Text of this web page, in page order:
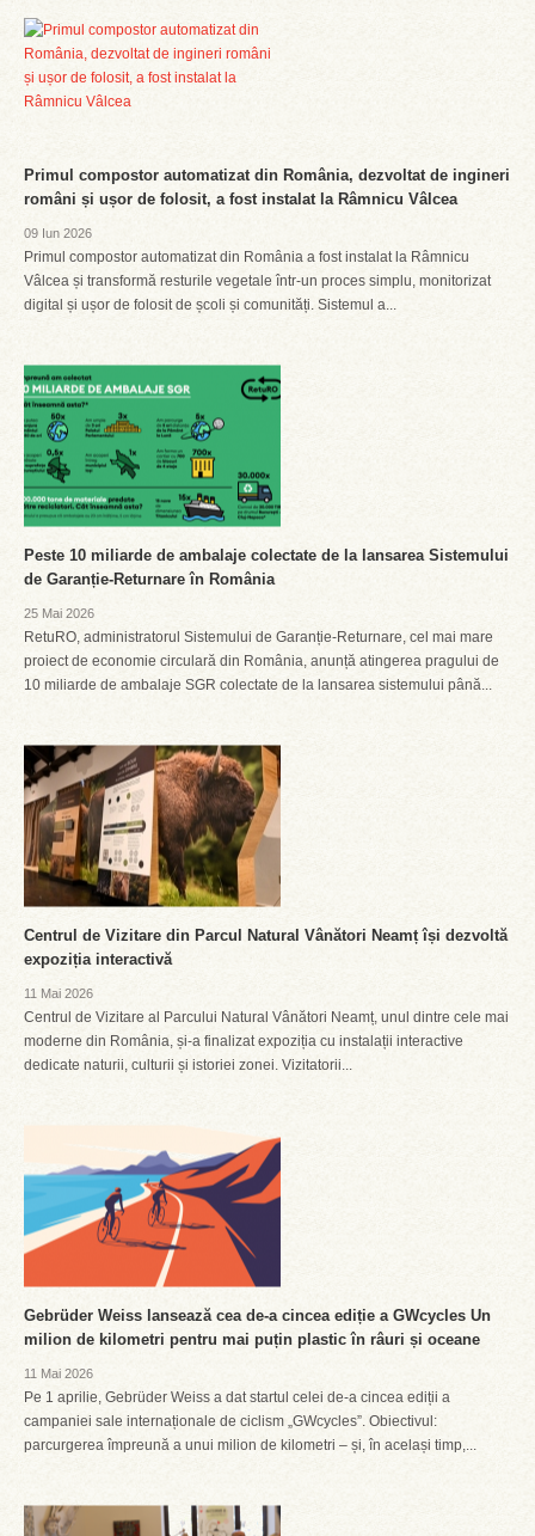
Primul compostor automatizat din România, dezvoltat de ingineri
români și ușor de folosit, a fost instalat la Râmnicu Vâlcea
09 Iun 2026
Primul compostor automatizat din România a fost instalat la Râmnicu
Vâlcea și transformă resturile vegetale într-un proces simplu, monitorizat
digital și ușor de folosit de școli și comunități. Sistemul a...
Peste 10 miliarde de ambalaje colectate de la lansarea Sistemului
de Garanție-Returnare în România
25 Mai 2026
RetuRO, administratorul Sistemului de Garanție-Returnare, cel mai mare
proiect de economie circulară din România, anunță atingerea pragului de
10 miliarde de ambalaje SGR colectate de la lansarea sistemului până...
Centrul de Vizitare din Parcul Natural Vânători Neamț își dezvoltă
expoziția interactivă
11 Mai 2026
Centrul de Vizitare al Parcului Natural Vânători Neamț, unul dintre cele mai
moderne din România, și-a finalizat expoziția cu instalații interactive
dedicate naturii, culturii și istoriei zonei. Vizitatorii...
Gebrüder Weiss lansează cea de-a cincea ediție a GWcycles Un
milion de kilometri pentru mai puțin plastic în râuri și oceane
11 Mai 2026
Pe 1 aprilie, Gebrüder Weiss a dat startul celei de-a cincea ediții a
campaniei sale internaționale de ciclism „GWcycles”. Obiectivul:
parcurgerea împreună a unui milion de kilometri – și, în același timp,...